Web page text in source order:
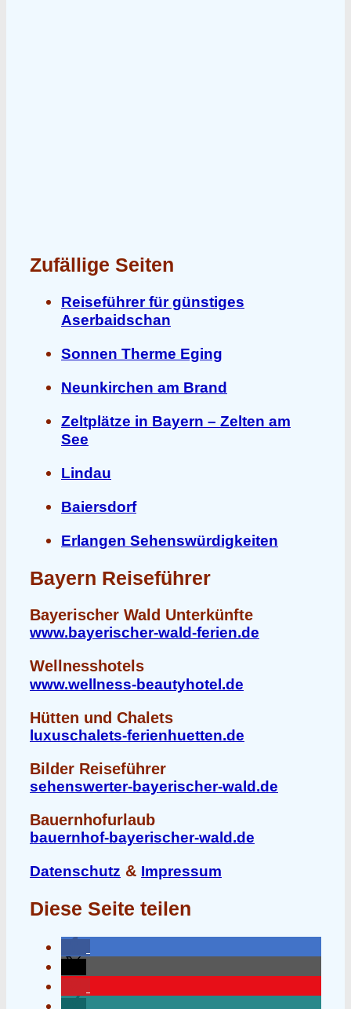
Zufällige Seiten
Reiseführer für günstiges
Aserbaidschan
Sonnen Therme Eging
Neunkirchen am Brand
Zeltplätze in Bayern – Zelten am
See
Lindau
Baiersdorf
Erlangen Sehenswürdigkeiten
Bayern Reiseführer
Bayerischer Wald Unterkünfte
www.bayerischer-wald-ferien.de
Wellnesshotels
www.wellness-beautyhotel.de
Hütten und Chalets
luxuschalets-ferienhuetten.de
Bilder Reiseführer
sehenswerter-bayerischer-wald.de
Bauernhofurlaub
bauernhof-bayerischer-wald.de
Datenschutz & Impressum
Diese Seite teilen